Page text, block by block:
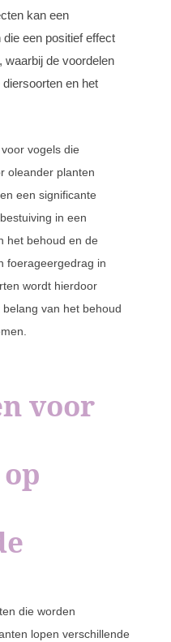
kan een
een positief effect
waarbij de voordelen
en het
vogels die
oleander planten
een significante
in een
het behoud en de
foerageergedrag in
wordt hierdoor
van het behoud
voor
die worden
lopen verschillende